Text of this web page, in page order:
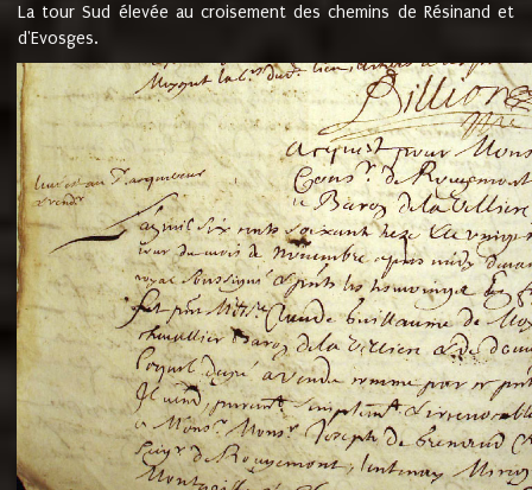
La tour Sud élevée au croisement des chemins de Résinand et
d'Evosges.